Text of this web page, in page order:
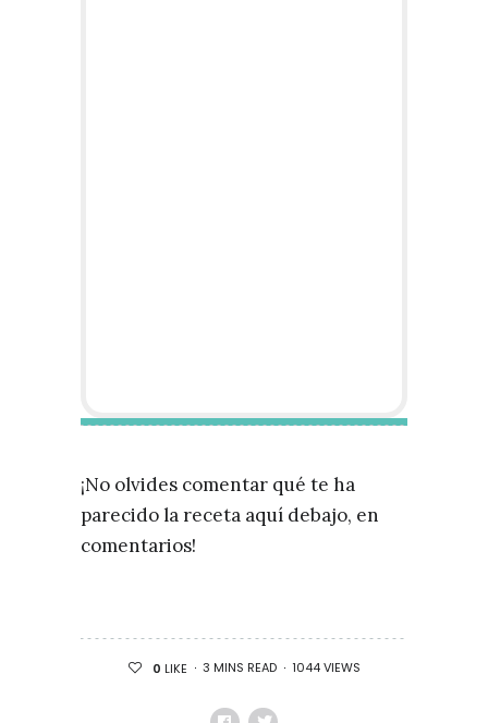
¡No olvides comentar qué te ha
parecido la receta aquí debajo, en
comentarios!
0 LIKE 3 MINS READ 1044 VIEWS